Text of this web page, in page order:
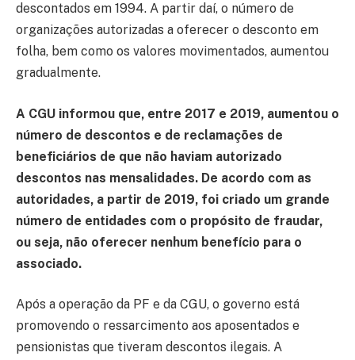
descontados em 1994. A partir daí, o número de
organizações autorizadas a oferecer o desconto em
folha, bem como os valores movimentados, aumentou
gradualmente.
A CGU informou que, entre 2017 e 2019, aumentou o
número de descontos e de reclamações de
beneficiários de que não haviam autorizado
descontos nas mensalidades. De acordo com as
autoridades, a partir de 2019, foi criado um grande
número de entidades com o propósito de fraudar,
ou seja, não oferecer nenhum benefício para o
associado.
Após a operação da PF e da CGU, o governo está
promovendo o ressarcimento aos aposentados e
pensionistas que tiveram descontos ilegais. A